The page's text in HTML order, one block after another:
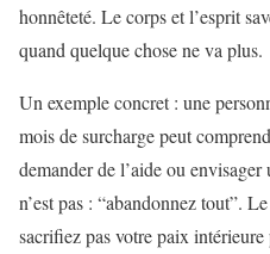
honnêteté. Le corps et l’esprit
quand quelque chose ne va plus.
Un exemple concret : une
mois de surcharge peut
demander de l’aide ou
n’est pas : “abandonnez tout”.
sacrifiez pas votre paix